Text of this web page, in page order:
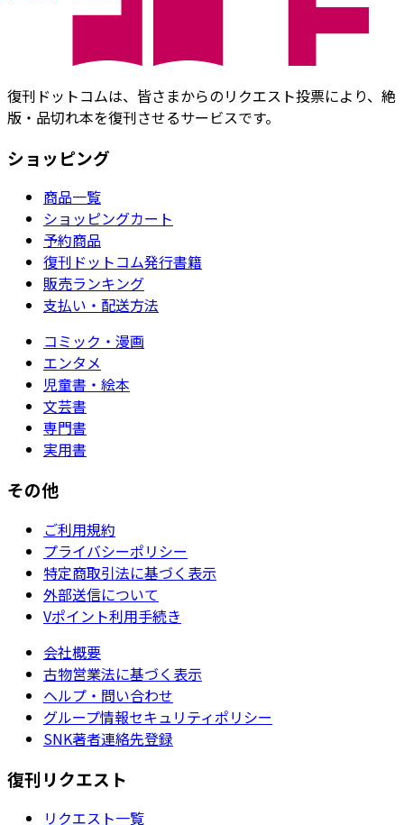
復刊ドットコムは、皆さまからのリクエスト投票により、絶
版・品切れ本を復刊させるサービスです。
ショッピング
商品一覧
ショッピングカート
予約商品
復刊ドットコム発行書籍
販売ランキング
支払い・配送方法
コミック・漫画
エンタメ
児童書・絵本
文芸書
専門書
実用書
その他
ご利用規約
プライバシーポリシー
特定商取引法に基づく表示
外部送信について
Vポイント利用手続き
会社概要
古物営業法に基づく表示
ヘルプ・問い合わせ
グループ情報セキュリティポリシー
SNK著者連絡先登録
復刊リクエスト
リクエスト一覧